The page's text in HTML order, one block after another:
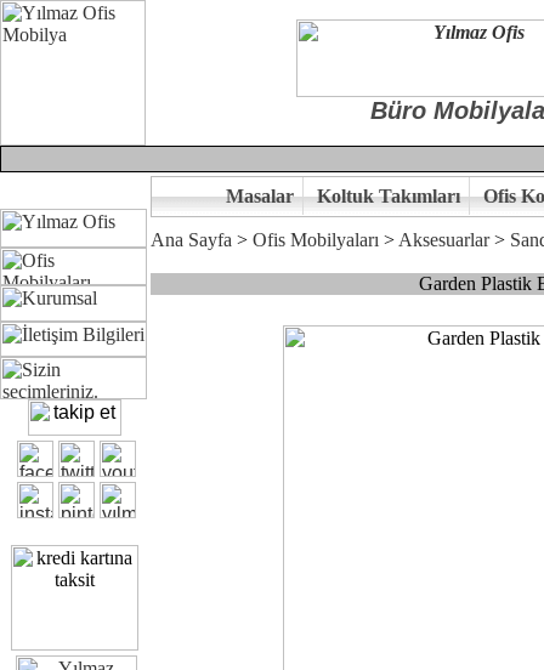
Büro
Ofisinizin dekorasyonunda ergonomi ve kaliteye önem
Çünkü sitemizde bulunan seçkin ürünler ile hayal ettiğiniz özgün
Size yakışan ofis tasarımına gelin birlikte karar verelim.
Kalite ve ergonomiyi arıyanların tercihi...Yılmaz Büro Mobilya
Masalar Koltuk Takımları Ofis
Ana Sayfa > Ofis Mobilyaları > Aksesuarlar>
Garden Plastik